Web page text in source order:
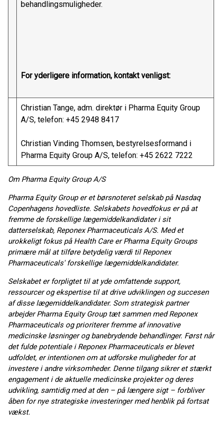
behandlingsmuligheder.
For yderligere information, kontakt venligst:
Christian Tange, adm. direktør i Pharma Equity Group
A/S, telefon: +45 2948 8417
Christian Vinding Thomsen, bestyrelsesformand i
Pharma Equity Group A/S, telefon: +45 2622 7222
Om Pharma Equity Group A/S
Pharma Equity Group er et børsnoteret selskab på Nasdaq
Copenhagens hovedliste. Selskabets hovedfokus er på at
fremme de forskellige lægemiddelkandidater i sit
datterselskab, Reponex Pharmaceuticals A/S. Med et
urokkeligt fokus på Health Care er Pharma Equity Groups
primære mål at tilføre betydelig værdi til Reponex
Pharmaceuticals' forskellige lægemiddelkandidater.
Selskabet er forpligtet til at yde omfattende support,
ressourcer og ekspertise til at drive udviklingen og succesen
af disse lægemiddelkandidater. Som strategisk partner
arbejder Pharma Equity Group tæt sammen med Reponex
Pharmaceuticals og prioriterer fremme af innovative
medicinske løsninger og banebrydende behandlinger. Først når
det fulde potentiale i Reponex Pharmaceuticals er blevet
udfoldet, er intentionen om at udforske muligheder for at
investere i andre virksomheder. Denne tilgang sikrer et stærkt
engagement i de aktuelle medicinske projekter og deres
udvikling, samtidig med at den – på længere sigt – forbliver
åben for nye strategiske investeringer med henblik på fortsat
vækst.